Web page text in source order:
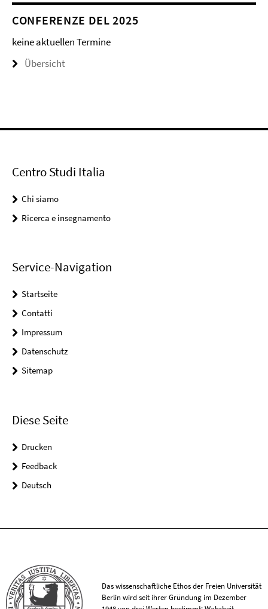
CONFERENZE DEL 2025
keine aktuellen Termine
Übersicht
Centro Studi Italia
Chi siamo
Ricerca e insegnamento
Service-Navigation
Startseite
Contatti
Impressum
Datenschutz
Sitemap
Diese Seite
Drucken
Feedback
Deutsch
Das wissenschaftliche Ethos der Freien Universität
Berlin wird seit ihrer Gründung im Dezember